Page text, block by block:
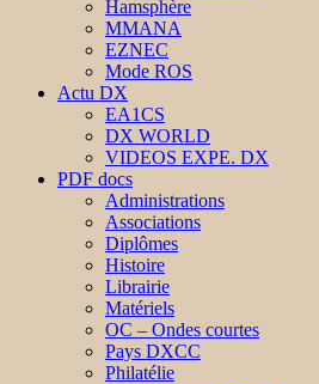
Hamsphère
MMANA
EZNEC
Mode ROS
Actu DX
EA1CS
DX WORLD
VIDEOS EXPE. DX
PDF docs
Administrations
Associations
Diplômes
Histoire
Librairie
Matériels
OC – Ondes courtes
Pays DXCC
Philatélie